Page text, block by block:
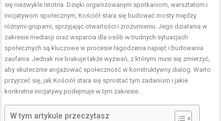
się niezwykle istotna. Dzięki organizowanym spotkaniom, warsztatom i
inicjatywom społecznym, Kościół stara się budować mosty między
różnymi grupami, sprzyjając otwartości i zrozumieniu. Jego działania w
zakresie mediacji oraz wsparcia dla osób w trudnych sytuacjach
społecznych są kluczowe w procesie łagodzenia napięć i budowania
zaufania. Jednak nie brakuje także wyzwań, z którymi musi się zmierzyć,
aby skutecznie angażować społeczność w konstruktywny dialog. Warto
przyjrzeć się, jak Kościół stara się sprostać tym zadaniom i jakie
konkretne inicjatywy podejmuje w tym zakresie.
W tym artykule przeczytasz